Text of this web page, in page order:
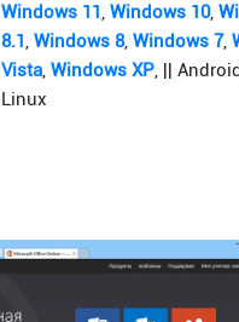
Windows 11,Windows 10,
8.1,Windows 8,Windows 7,
Vista,Windows XP, ||
Linux